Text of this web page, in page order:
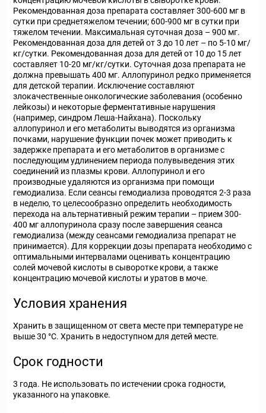
Рекомендованная доза препарата составляет 300-600 мг в
сутки при среднетяжелом течении; 600-900 мг в сутки при
тяжелом течении. Максимальная суточная доза – 900 мг.
Рекомендованная доза для детей от 3 до 10 лет – по 5-10 мг/
кг/сутки. Рекомендованная доза для детей от 10 до 15 лет
составляет 10-20 мг/кг/сутки. Суточная доза препарата не
должна превышать 400 мг. Аллопуринол редко применяется
для детской терапии. Исключение составляют
злокачественные онкологические заболевания (особенно
лейкозы) и некоторые ферментативные нарушения
(например, синдром Леша-Найхана). Поскольку
аллопуринол и его метаболиты выводятся из организма
почками, нарушение функции почек может приводить к
задержке препарата и его метаболитов в организме с
последующим удлинением периода полувыведения этих
соединений из плазмы крови. Аллопуринол и его
производные удаляются из организма при помощи
гемодиализа. Если сеансы гемодиализа проводятся 2-3 раза
в неделю, то целесообразно определить необходимость
перехода на альтернативный режим терапии – прием 300-
400 мг аллопуринола сразу после завершения сеанса
гемодиализа (между сеансами гемодиализа препарат не
принимается). Для коррекции дозы препарата необходимо с
оптимальными интервалами оценивать концентрацию
солей мочевой кислоты в сыворотке крови, а также
концентрацию мочевой кислоты и уратов в моче.
Условия хранения
Хранить в защищенном от света месте при температуре не
выше 30 °С. Хранить в недоступном для детей месте.
Срок годности
3 года. Не использовать по истечении срока годности,
указанного на упаковке.